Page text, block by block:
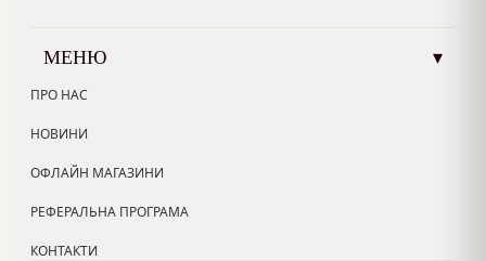
МЕНЮ ▾
ПРО НАС
НОВИНИ
ОФЛАЙН МАГАЗИНИ
РЕФЕРАЛЬНА ПРОГРАМА
КОНТАКТИ